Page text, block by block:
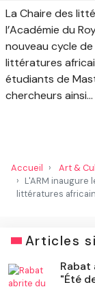
La Chaire des
l’Académie du
nouveau cycle
littératures
étudiants de
chercheurs ainsi...
Accueil
Art &
L'ARM inaugure
littératures
Articles
Rabat
"Été